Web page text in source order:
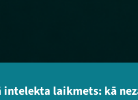
laikmets: kā